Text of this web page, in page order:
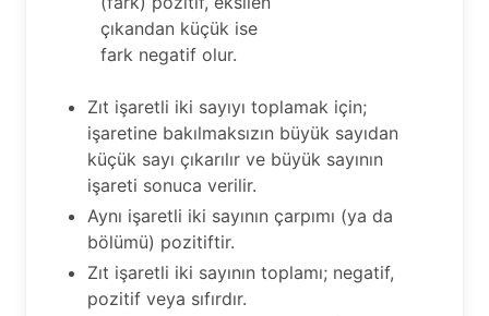
çıkandan küçük ise
fark negatif olur.
Zıt işaretli iki sayıyı toplamak için;
işaretine bakılmaksızın büyük sayıdan
küçük sayı çıkarılır ve büyük sayının
işareti sonuca verilir.
Aynı işaretli iki sayının çarpımı (ya da
bölümü) pozitiftir.
Zıt işaretli iki sayının toplamı; negatif,
pozitif veya sıfırdır.